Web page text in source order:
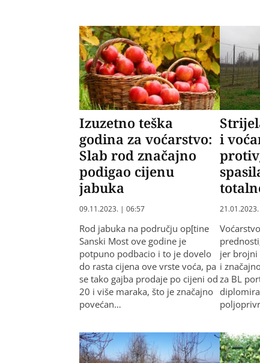
Izuzetno teška
godina za voćarstvo:
Slab rod značajno
podigao cijenu
jabuka
09.11.2023. | 06:57
Rod jabuka na području op[tine
Sanski Most ove godine je
potpuno podbacio i to je dovelo
do rasta cijena ove vrste voća, pa
se tako gajba prodaje po cijeni od
20 i više maraka, što je značajno
povećan…
i
jer brojni
i
za BL